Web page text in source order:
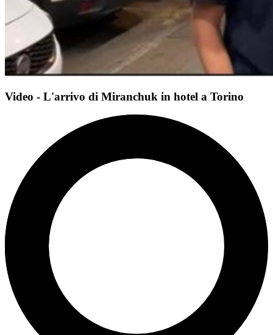
Video - L'arrivo di Miranchuk in hotel a Torino